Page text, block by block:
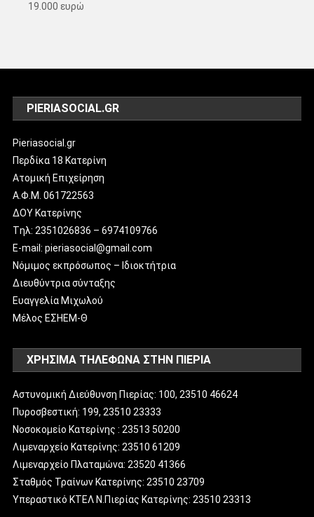
19.000 ευρώ
PIERIASOCIAL.GR
Pieriasocial.gr
Περδίκα 18 Κατερίνη
Ατομική Επιχείρηση
Α.Φ.Μ. 061722563
ΔΟΥ Κατερίνης
Tηλ: 2351026836 – 6974109766
E-mail: pieriasocial@gmail.com
Νόμιμος εκπρόσωπος – Ιδιοκτήτρια
Διευθύντρια σύνταξης
Ευαγγελία Μιχωλού
Μέλος ΕΣΗΕΜ-Θ
ΧΡΗΣΙΜΑ ΤΗΛΕΦΩΝΑ ΣΤΗΝ ΠΙΕΡΙΑ
Αστυνομική Διεύθυνση Πιερίας: 100, 23510 46624
Πυροσβεστική: 199, 23510 23333
Νοσοκομείο Κατερίνης : 23513 50200
Λιμεναρχείο Κατερίνης: 23510 61209
Λιμεναρχείο Πλαταμώνα: 23520 41366
Σταθμός Τραίνων Κατερίνης: 23510 23709
Υπεραστικό ΚΤΕΛ Ν.Πιερίας Κατερίνης: 23510 23313